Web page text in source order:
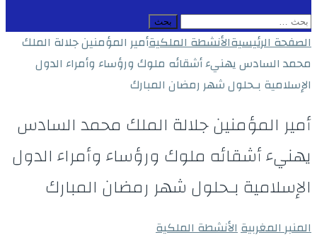
البحث
عن:
الصفحة الرئيسيةالأنشطة الملكيةأمير المؤمنين جلالة الملك
محمد السادس يهنيء أشقائه ملوك ورؤساء وأمراء الدول
الإسلامية بـحلول شهر رمضان المبارك
أمير المؤمنين جلالة الملك محمد السادس
يهنيء أشقائه ملوك ورؤساء وأمراء الدول
الإسلامية بـحلول شهر رمضان المبارك
المنبر المغربيةالأنشطة الملكية